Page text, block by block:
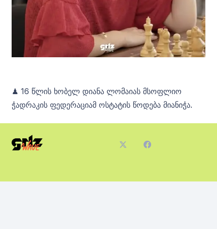
♟ 16 წლის ხობელ დიანა ლომაიას მსოფლიო
ჭადრაკის ფედერაციამ ოსტატის წოდება მიანიჭა.